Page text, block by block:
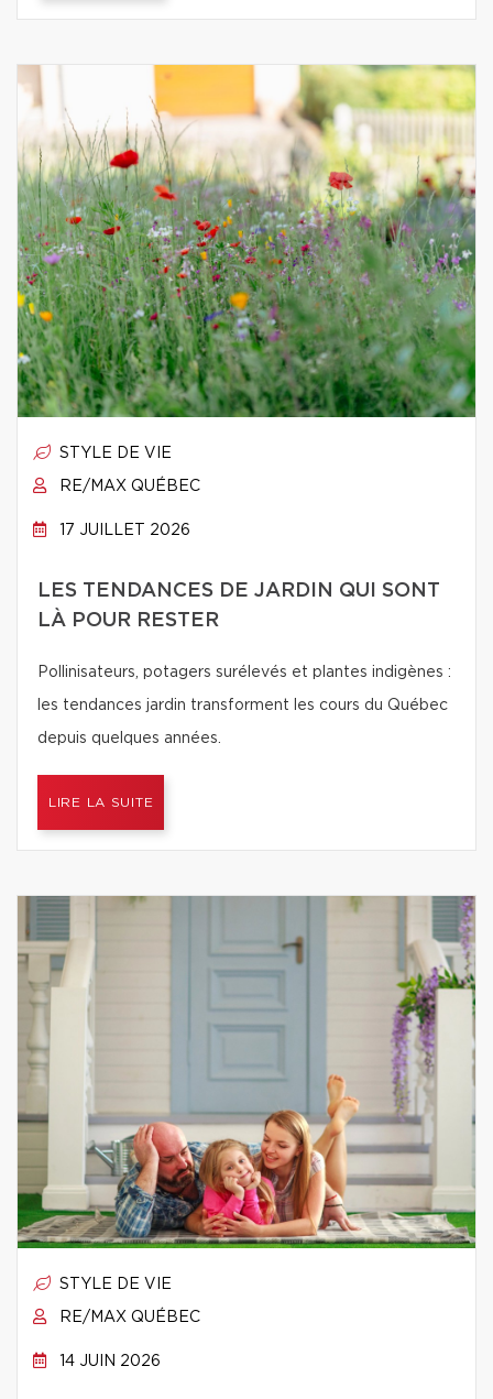
STYLE DE VIE
RE/MAX QUÉBEC
17 JUILLET 2026
LES TENDANCES DE JARDIN QUI SONT
LÀ POUR RESTER
Pollinisateurs, potagers surélevés et plantes indigènes :
les tendances jardin transforment les cours du Québec
depuis quelques années.
LIRE LA SUITE
STYLE DE VIE
RE/MAX QUÉBEC
14 JUIN 2026